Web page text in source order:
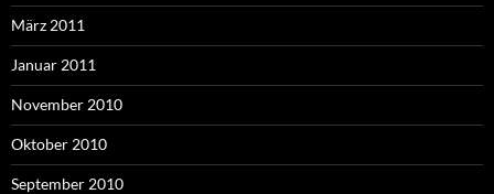
März 2011
Januar 2011
November 2010
Oktober 2010
September 2010